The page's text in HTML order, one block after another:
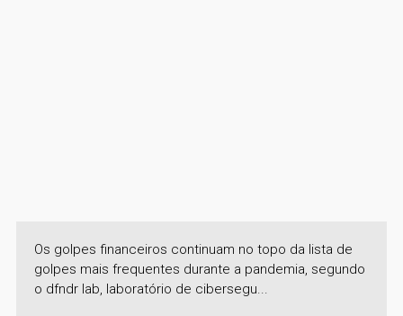
Os golpes financeiros continuam no topo da lista de
golpes mais frequentes durante a pandemia, segundo
o dfndr lab, laboratório de cibersegu...